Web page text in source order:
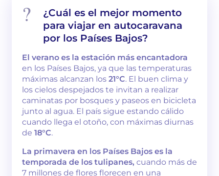
¿Cuál es el mejor momento
para viajar en autocaravana
por los Países Bajos?
El verano es la estación más encantadora
en los Países Bajos, ya que las temperaturas
máximas alcanzan los 21°C. El buen clima y
los cielos despejados te invitan a realizar
caminatas por bosques y paseos en bicicleta
junto al agua. El país sigue estando cálido
cuando llega el otoño, con máximas diurnas
de 18°C.
La primavera en los Países Bajos es la
temporada de los tulipanes, cuando más de
7 millones de flores florecen en una